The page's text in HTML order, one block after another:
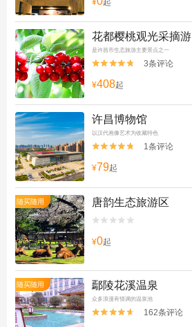
¥ 起
花都樱桃观光采摘游
是许昌市生态旅游主要景点之一

 3条评论
¥408起
许昌博物馆
以汉代画像艺术为收藏特色

 1条评论
¥79起
随买随用 唐韵生态旅游区


¥0起
随买随用 鄢陵花溪温泉
众多浪漫有情调的温泉池

 162条评论